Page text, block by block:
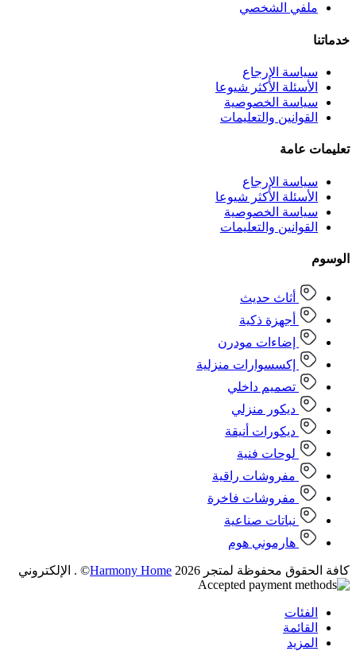
ملفي الشخصي
خدماتنا
سياسة الإرجاع
الأسئلة الأكثر شيوعا
سياسة الخصوصية
القوانين والتعليمات
تعليمات عامة
سياسة الإرجاع
الأسئلة الأكثر شيوعا
سياسة الخصوصية
القوانين والتعليمات
الوسوم
أثاث حديث
أجهزة ذكية
إضاءات مودرن
إكسسوارات منزلية
تصميم داخلي
ديكور منزلي
ديكورات أنيقة
لوحات فنية
مفروشات راقية
مفروشات فاخرة
نباتات صناعية
هارموني هوم
كافة الحقوق محفوظة لمتجر 2026 Harmony Home© . الإلكتروني
الفئات
القائمة
المزيد